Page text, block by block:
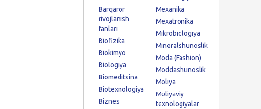
Barqaror
rivojlanish
fanlari
Biofizika
Biokimyo
Biologiya
Biomeditsina
Biotexnologiya
Biznes
Mexanika
Mexatronika
Mikrobiologiya
Mineralshunoslik
Moda (Fashion)
Moddashunoslik
Moliya
Moliyaviy
texnologiyalar